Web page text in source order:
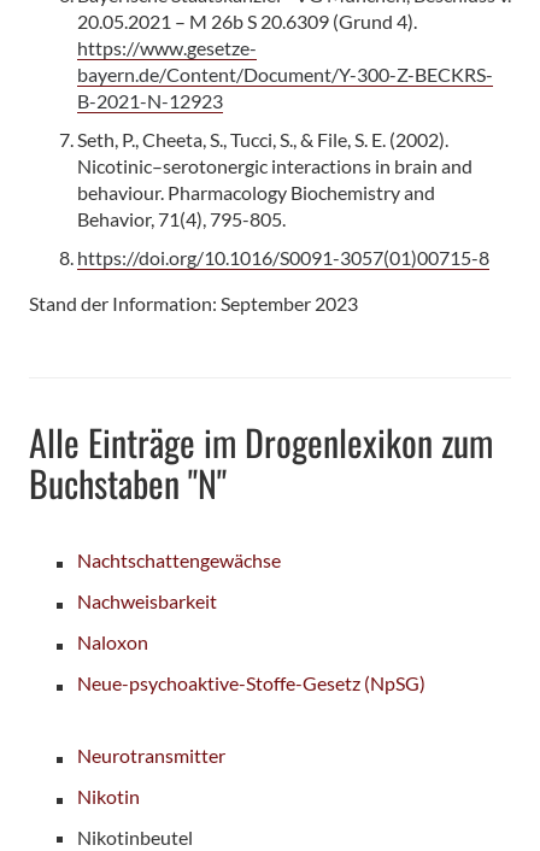
20.05.2021 – M 26b S 20.6309 (Grund 4).
https://www.gesetze-
bayern.de/Content/Document/Y-300-Z-BECKRS-
B-2021-N-12923
Seth, P., Cheeta, S., Tucci, S., & File, S. E. (2002).
Nicotinic–serotonergic interactions in brain and
behaviour. Pharmacology Biochemistry and
Behavior, 71(4), 795-805.
https://doi.org/10.1016/S0091-3057(01)00715-8
Stand der Information: September 2023
Alle Einträge im Drogenlexikon zum
Buchstaben "N"
Nachtschattengewächse
Nachweisbarkeit
Naloxon
Neue-psychoaktive-Stoffe-Gesetz (NpSG)
Neurotransmitter
Nikotin
Nikotinbeutel